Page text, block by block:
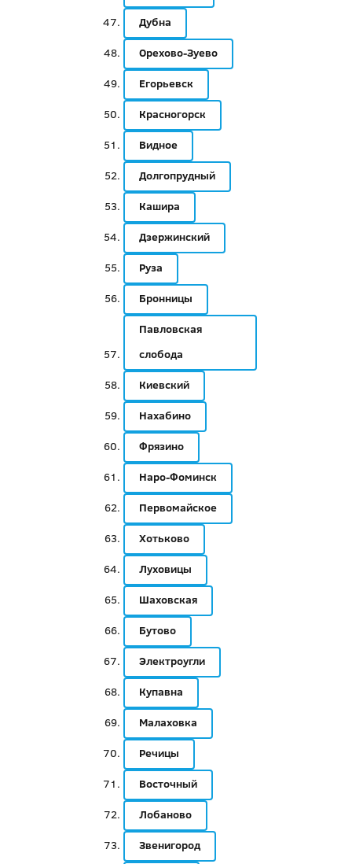
Дубна
Орехово-Зуево
Егорьевск
Красногорск
Видное
Долгопрудный
Кашира
Дзержинский
Руза
Бронницы
Павловская
слобода
Киевский
Нахабино
Фрязино
Наро-Фоминск
Первомайское
Хотьково
Луховицы
Шаховская
Бутово
Электроугли
Купавна
Малаховка
Речицы
Восточный
Лобаново
Звенигород